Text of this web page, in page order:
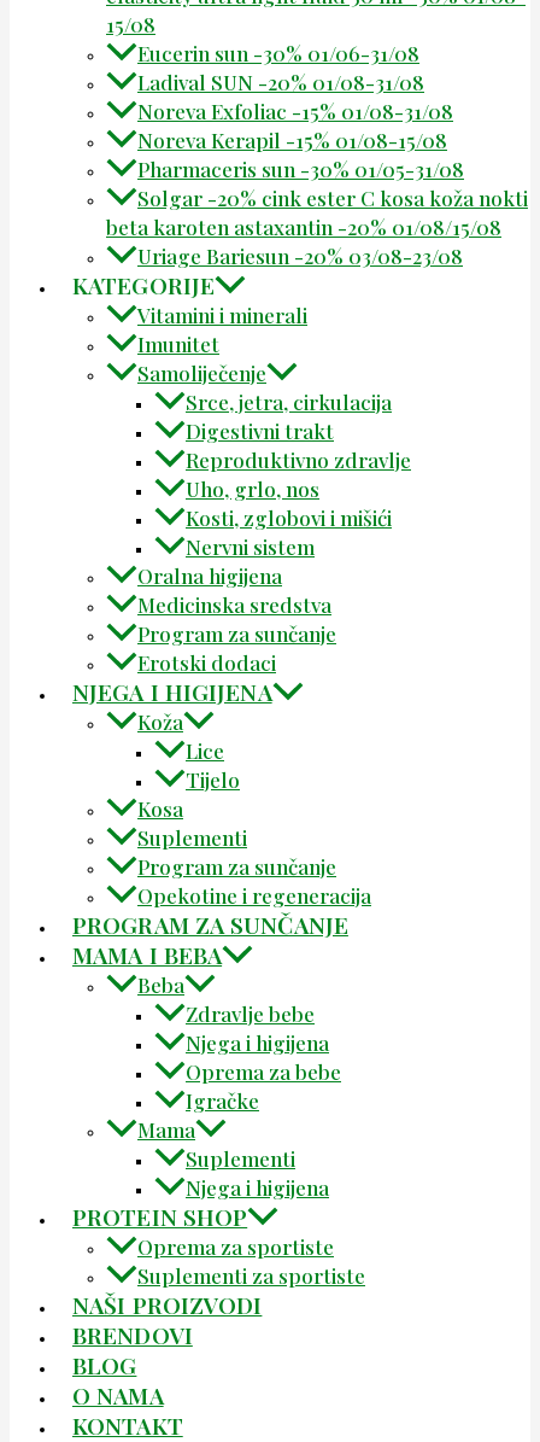
15/08
Eucerin sun -30% 01/06-31/08
Ladival SUN -20% 01/08-31/08
Noreva Exfoliac -15% 01/08-31/08
Noreva Kerapil -15% 01/08-15/08
Pharmaceris sun -30% 01/05-31/08
Solgar -20% cink ester C kosa koža nokti
beta karoten astaxantin -20% 01/08/15/08
Uriage Bariesun -20% 03/08-23/08
KATEGORIJE
Vitamini i minerali
Imunitet
Samoliječenje
Srce, jetra, cirkulacija
Digestivni trakt
Reproduktivno zdravlje
Uho, grlo, nos
Kosti, zglobovi i mišići
Nervni sistem
Oralna higijena
Medicinska sredstva
Program za sunčanje
Erotski dodaci
NJEGA I HIGIJENA
Koža
Lice
Tijelo
Kosa
Suplementi
Program za sunčanje
Opekotine i regeneracija
PROGRAM ZA SUNČANJE
MAMA I BEBA
Beba
Zdravlje bebe
Njega i higijena
Oprema za bebe
Igračke
Mama
Suplementi
Njega i higijena
PROTEIN SHOP
Oprema za sportiste
Suplementi za sportiste
NAŠI PROIZVODI
BRENDOVI
BLOG
O NAMA
KONTAKT